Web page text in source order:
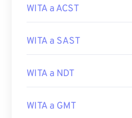
WITA a ACST
WITA a SAST
WITA a NDT
WITA a GMT